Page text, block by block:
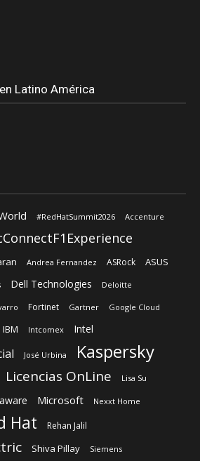
Latino América
#RedHatSummit2026 Accenture
Andrea Fernandez ASRock ASUS
Dell Technologies Deloitte
Fortinet Gartner Google Cloud
IBM Intcomex Intel
José Urbina Kaspersky
Licencias OnLine Lisa Su
Microsoft Nexxt Home
Hat Rehan Jalil
Shiva Pillay Siemens